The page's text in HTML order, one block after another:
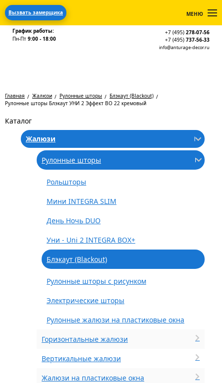
Вызвать замерщика МЕНЮ
График работы:
Пн-Пт 9:00 - 18:00
+7 (495) 278-07-56
+7 (495) 737-56-33
info@anturage-decor.ru
Главная Жалюзи Рулонные шторы
Блэкаут (Blackout)
Рулонные шторы Блэкаут УНИ 2 Эффект BO 22 кремовый
Каталог
Жалюзи
Рулонные шторы
Рольшторы
Мини INTEGRA SLIM
День Ночь DUO
Уни - Uni 2 INTEGRA BOX+
Блэкаут (Blackout)
Рулонные шторы с рисунком
Электрические шторы
Рулонные жалюзи на пластиковые окна
Горизонтальные жалюзи
Вертикальные жалюзи
Жалюзи на пластиковые окна